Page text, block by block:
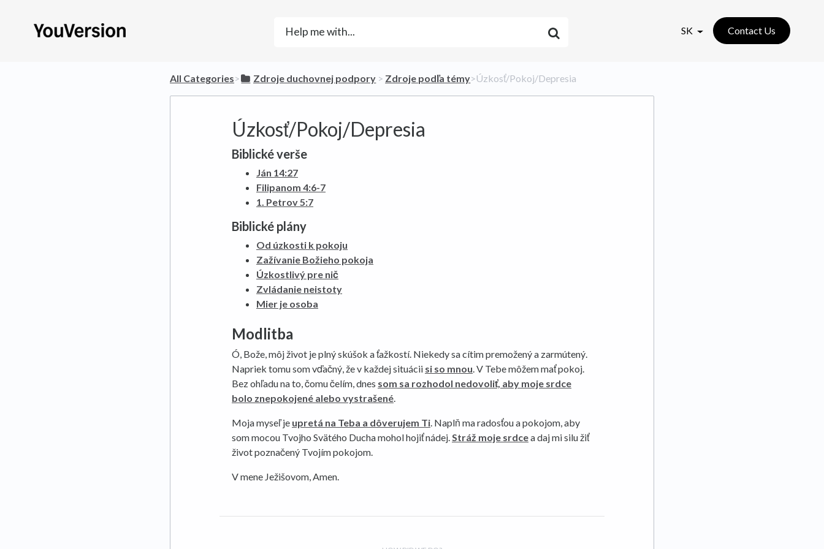
SK Contact Us
All Categories​>​ ​Zdroje duchovnej podpory ​ > ​ ​Zdroje podľa témy​>​ Úzkosť/Pokoj/Depresia
Úzkosť/Pokoj/Depresia
Biblické verše
Ján 14:27
Filipanom 4:6-7
1. Petrov 5:7
Biblické plány
Od úzkosti k pokoju
Zažívanie Božieho pokoja
Úzkostlivý pre nič
Zvládanie neistoty
Mier je osoba
Modlitba
Ó, Bože, môj život je plný skúšok a ťažkostí. Niekedy sa cítim premožený a zarmútený.
Napriek tomu som vďačný, že v každej situácii si so mnou. V Tebe môžem mať pokoj.
Bez ohľadu na to, čomu čelím, dnes som sa rozhodol nedovoliť, aby moje srdce
bolo znepokojené alebo vystrašené.
Moja myseľ je upretá na Teba a dôverujem Ti. Naplň ma radosťou a pokojom, aby
som mocou Tvojho Svätého Ducha mohol hojiť nádej.Stráž moje srdcea daj mi silu žiť
život poznačený Tvojím pokojom.
V mene Ježišovom, Amen.